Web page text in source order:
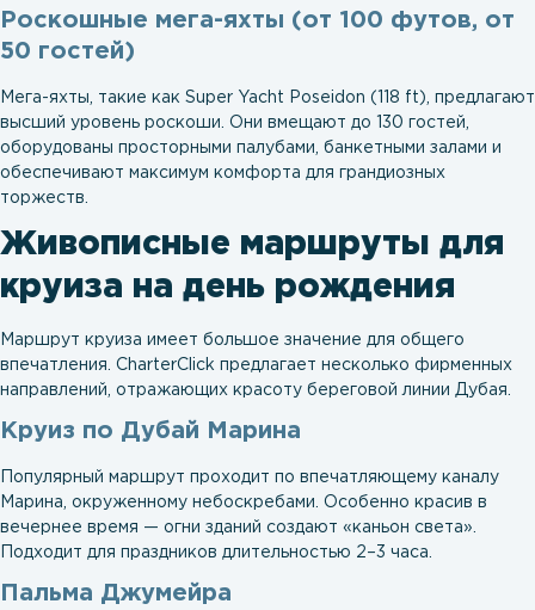
Роскошные мега-яхты (от 100 футов, от
50 гостей)
Мега-яхты, такие как Super Yacht Poseidon (118 ft), предлагают
высший уровень роскоши. Они вмещают до 130 гостей,
оборудованы просторными палубами, банкетными залами и
обеспечивают максимум комфорта для грандиозных
торжеств.
Живописные маршруты для
круиза на день рождения
Маршрут круиза имеет большое значение для общего
впечатления. CharterClick предлагает несколько фирменных
направлений, отражающих красоту береговой линии Дубая.
Круиз по Дубай Марина
Популярный маршрут проходит по впечатляющему каналу
Марина, окруженному небоскребами. Особенно красив в
вечернее время — огни зданий создают «каньон света».
Подходит для праздников длительностью 2–3 часа.
Пальма Джумейра